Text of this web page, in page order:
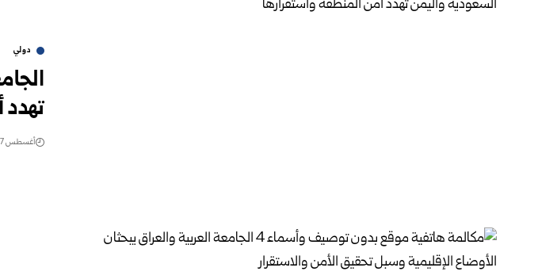
دولي
تهدد
أغسطس 7, 2026